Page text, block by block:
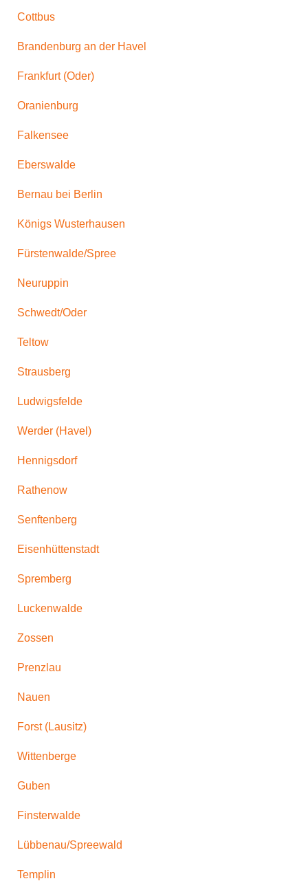
Cottbus
Brandenburg an der Havel
Frankfurt (Oder)
Oranienburg
Falkensee
Eberswalde
Bernau bei Berlin
Königs Wusterhausen
Fürstenwalde/Spree
Neuruppin
Schwedt/Oder
Teltow
Strausberg
Ludwigsfelde
Werder (Havel)
Hennigsdorf
Rathenow
Senftenberg
Eisenhüttenstadt
Spremberg
Luckenwalde
Zossen
Prenzlau
Nauen
Forst (Lausitz)
Wittenberge
Guben
Finsterwalde
Lübbenau/Spreewald
Templin